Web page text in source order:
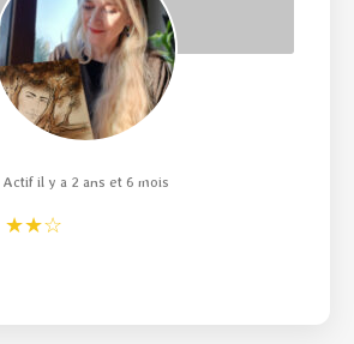
Actif il y a 2 ans et 6 mois